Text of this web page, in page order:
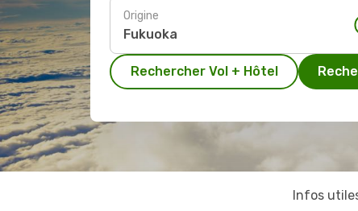
Origine
Rechercher Vol + Hôtel
Infos